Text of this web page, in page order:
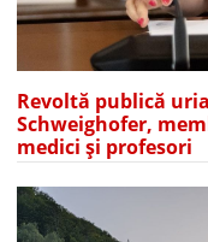
Revoltă publică
Schweighofer,
medici și profesori